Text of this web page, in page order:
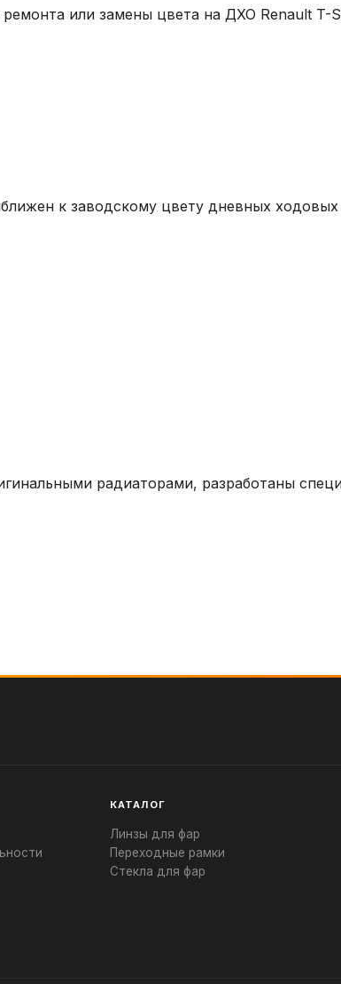
или замены цвета на ДХО Renault
к заводскому цвету дневных ходовых
радиаторами, разработаны
КАТАЛОГ
Линзы для фар
Переходные рамки
Стекла для фар